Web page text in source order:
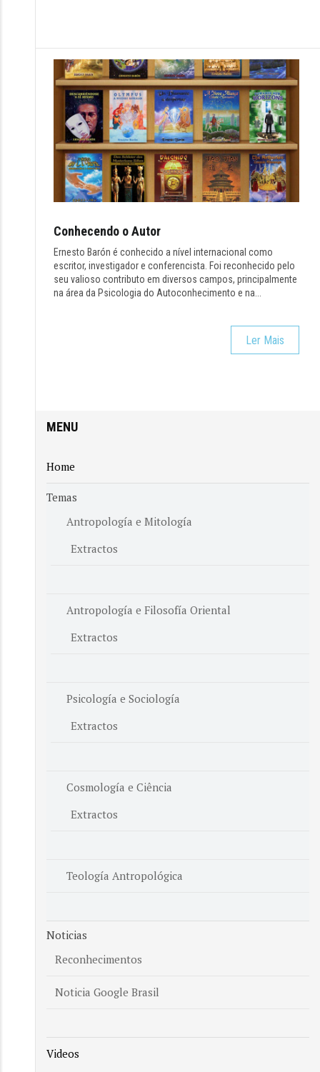
Conhecendo o Autor
Ernesto Barón é conhecido a nível internacional como
escritor, investigador e conferencista. Foi reconhecido pelo
seu valioso contributo em diversos campos, principalmente
na área da Psicologia do Autoconhecimento e na...
Ler Mais
MENU
Home
Temas
Antropología e Mitología
Extractos
Antropología e Filosofía Oriental
Extractos
Psicología e Sociología
Extractos
Cosmología e Ciência
Extractos
Teología Antropológica
Noticias
Reconhecimentos
Noticia Google Brasil
Videos